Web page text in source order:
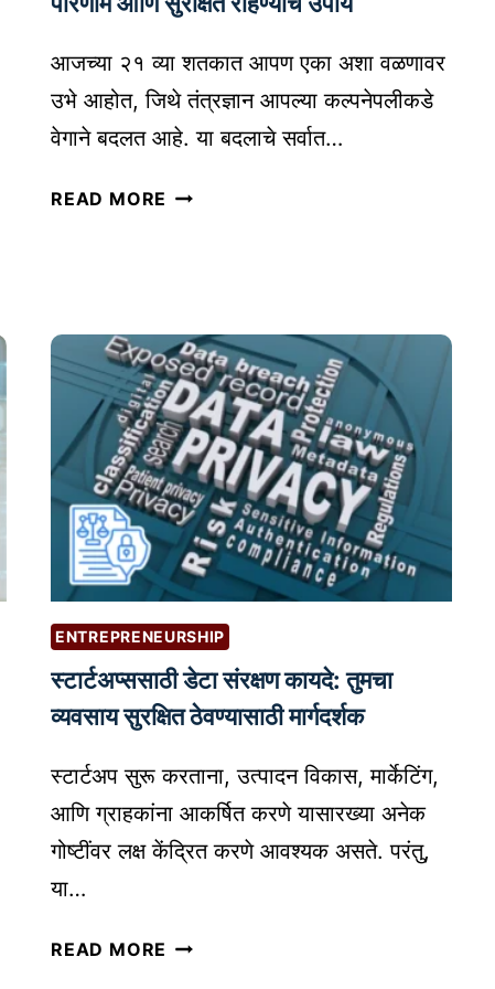
क
शी
रा
वी
S
T
I
N
G
I
N
A
M
T
U
A
F
N
D
आजच्या २१ व्या शतकात आपण एका अशा वळणावर
उभे आहोत, जिथे तंत्रज्ञान आपल्या कल्पनेपलीकडे
वेगाने बदलत आहे. या बदलाचे सर्वात…
READ MORE A
O
L
U
T
I
O
N
:
तु
म
च्या
क
अ
व
र
हो
ENTREPRENEURSHIP
स्टार्टअप्ससाठी डेटा संरक्षण कायदे: तुमचा
व्यवसाय सुरक्षित ठेवण्यासाठी मार्गदर्शक
स्टार्टअप सुरू करताना, उत्पादन विकास, मार्केटिंग,
आणि ग्राहकांना आकर्षित करणे यासारख्या अनेक
गोष्टींवर लक्ष केंद्रित करणे आवश्यक असते. परंतु,
या…
READ MORE स्टा